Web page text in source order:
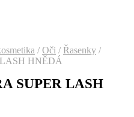
/ Oči / Řasenky /
HNĚDÁ
SUPER LASH